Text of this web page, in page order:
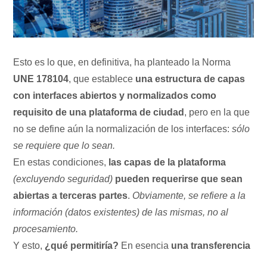
Esto es lo que, en definitiva, ha planteado la Norma
UNE 178104, que establece una estructura de capas
con interfaces abiertos y normalizados como
requisito de una plataforma de ciudad , pero en la que
no se define aún la normalización de los interfaces:sólo
se requiere que lo sean.
En estas condiciones, las capas de la plataforma
(excluyendo seguridad) pueden requerirse que sean
abiertas a terceras partes. Obviamente, se refiere a la
información (datos existentes) de las mismas, no al
procesamiento.
Y esto, ¿qué permitiría? En esencia una transferencia